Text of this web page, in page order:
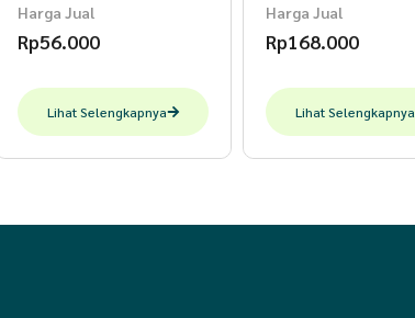
Harga Jual
Rp56.000
Lihat Selengkapnya
Harga Jual
Rp168.000
Lihat Selengkapnya